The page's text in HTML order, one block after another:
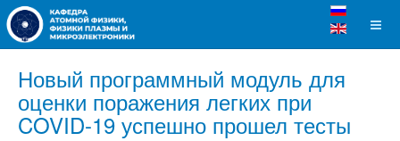
Новый программный модуль для
оценки поражения легких при
COVID-19 успешно прошел тесты